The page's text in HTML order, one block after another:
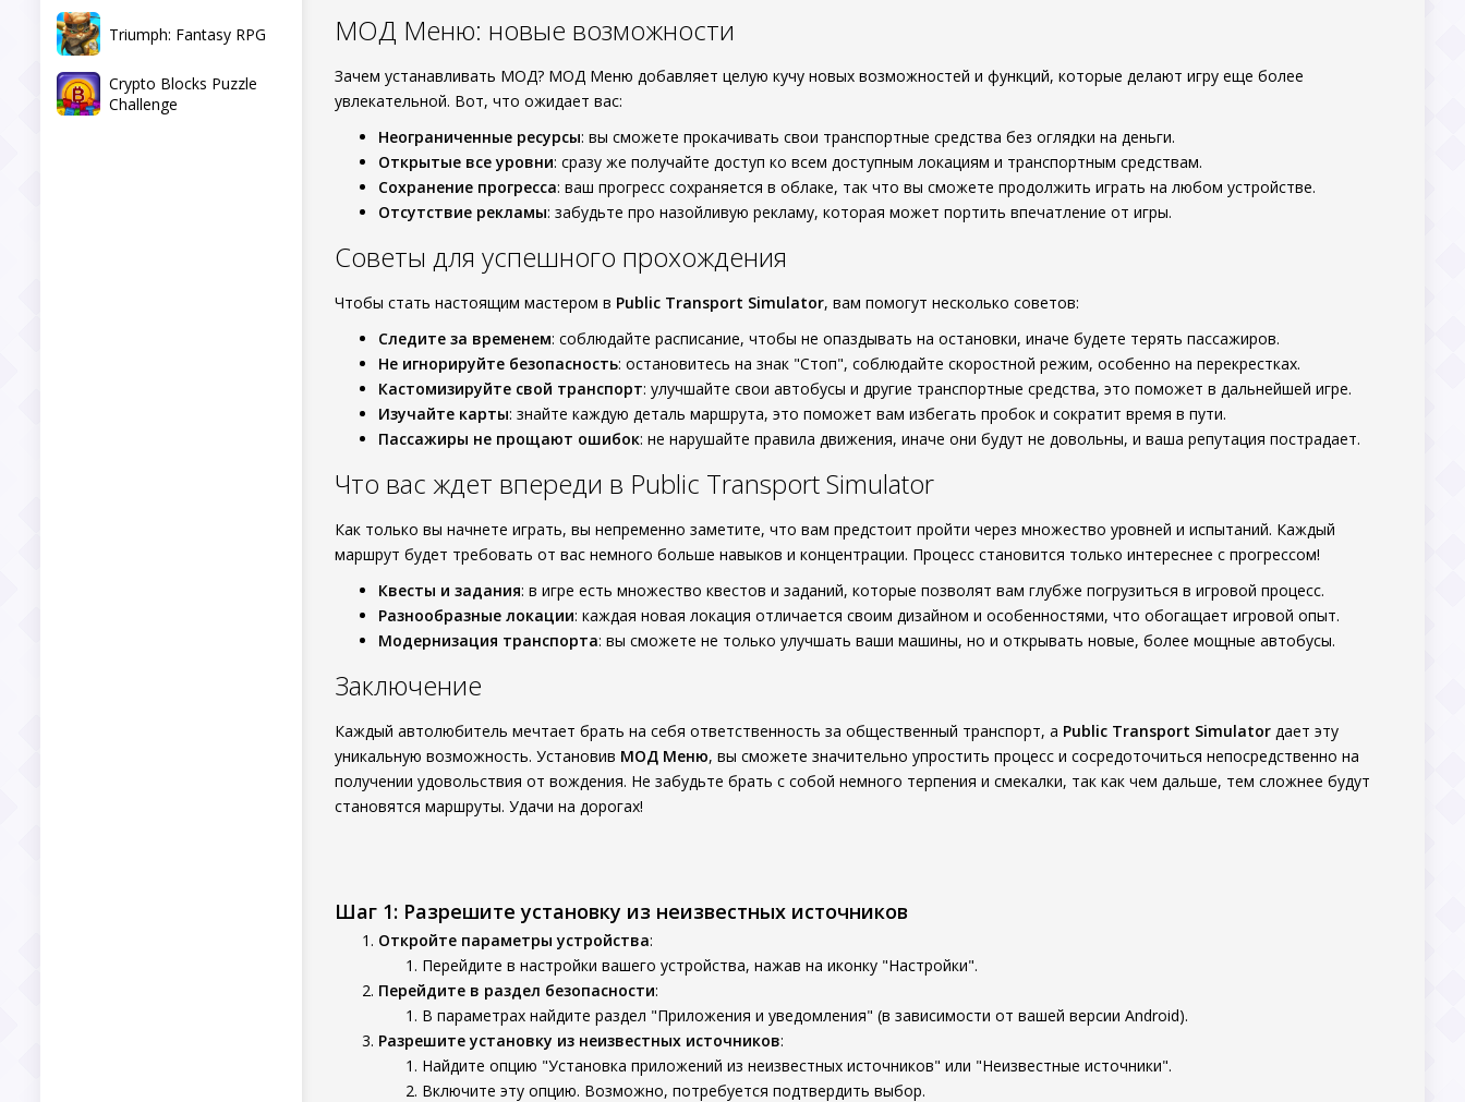
Triumph: Fantasy RPG
Crypto Blocks Puzzle
Challenge
МОД Меню: новые возможности
Зачем устанавливать МОД? МОД Меню добавляет целую кучу новых возможностей и функций, которые делают игру еще более
увлекательной. Вот, что ожидает вас:
Неограниченные ресурсы: вы сможете прокачивать свои транспортные средства без оглядки на деньги.
Открытые все уровни: сразу же получайте доступ ко всем доступным локациям и транспортным средствам.
Сохранение прогресса: ваш прогресс сохраняется в облаке, так что вы сможете продолжить играть на любом устройстве.
Отсутствие рекламы: забудьте про назойливую рекламу, которая может портить впечатление от игры.
Советы для успешного прохождения
Чтобы стать настоящим мастером в Public Transport Simulator, вам помогут несколько советов:
Следите за временем: соблюдайте расписание, чтобы не опаздывать на остановки, иначе будете терять пассажиров.
Не игнорируйте безопасность: остановитесь на знак "Стоп", соблюдайте скоростной режим, особенно на перекрестках.
Кастомизируйте свой транспорт: улучшайте свои автобусы и другие транспортные средства, это поможет в дальнейшей игре.
Изучайте карты: знайте каждую деталь маршрута, это поможет вам избегать пробок и сократит время в пути.
Пассажиры не прощают ошибок: не нарушайте правила движения, иначе они будут не довольны, и ваша репутация пострадает.
Что вас ждет впереди в Public Transport Simulator
Как только вы начнете играть, вы непременно заметите, что вам предстоит пройти через множество уровней и испытаний. Каждый
маршрут будет требовать от вас немного больше навыков и концентрации. Процесс становится только интереснее с прогрессом!
Квесты и задания: в игре есть множество квестов и заданий, которые позволят вам глубже погрузиться в игровой процесс.
Разнообразные локации: каждая новая локация отличается своим дизайном и особенностями, что обогащает игровой опыт.
Модернизация транспорта: вы сможете не только улучшать ваши машины, но и открывать новые, более мощные автобусы.
Заключение
Каждый автолюбитель мечтает брать на себя ответственность за общественный транспорт, а Public Transport Simulator дает эту
уникальную возможность. Установив МОД Меню, вы сможете значительно упростить процесс и сосредоточиться непосредственно на
получении удовольствия от вождения. Не забудьте брать с собой немного терпения и смекалки, так как чем дальше, тем сложнее будут
становятся маршруты. Удачи на дорогах!
Шаг 1: Разрешите установку из неизвестных источников
Откройте параметры устройства:
Перейдите в настройки вашего устройства, нажав на иконку "Настройки".
Перейдите в раздел безопасности:
В параметрах найдите раздел "Приложения и уведомления" (в зависимости от вашей версии Android).
Разрешите установку из неизвестных источников:
Найдите опцию "Установка приложений из неизвестных источников" или "Неизвестные источники".
Включите эту опцию. Возможно, потребуется подтвердить выбор.